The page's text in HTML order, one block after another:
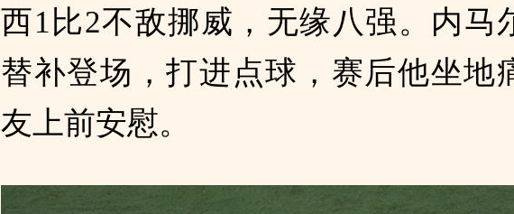
西1比2不敌挪威，无缘八强。内马
替补登场，打进点球，赛后他坐地
友上前安慰。